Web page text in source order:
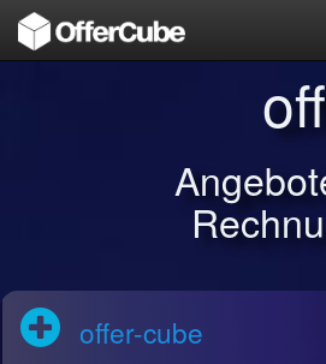
offer-cube